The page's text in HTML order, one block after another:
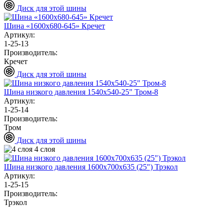
Диск для этой шины
Шина «1600х680-645» Кречет
Артикул:
1-25-13
Производитель:
Кречет
Диск для этой шины
Шина низкого давления 1540х540-25" Тром-8
Артикул:
1-25-14
Производитель:
Тром
Диск для этой шины
4 слоя
Шина низкого давления 1600х700х635 (25") Трэкол
Артикул:
1-25-15
Производитель:
Трэкол